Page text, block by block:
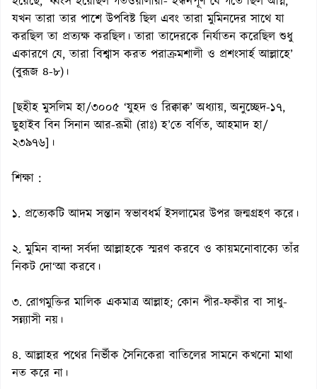
যখন তারা তার পাশে উপবিষ্ট ছিল এবং তারা মুমিনদের সাথে যা
করছিল তা প্রত্যক্ষ করছিল। তারা তাদেরকে নির্যাতন করেছিল শুধু
একারণে যে, তারা বিশ্বাস করত পরাক্রমশালী ও প্রশংসার্হ আল্লাহে’
(বুরূজ ৪-৮)।
[ছহীহ মুসলিম হা/৩০০৫ ‘যুহদ ও রিক্বাক্ব’ অধ্যায়, অনুচ্ছেদ-১৭,
ছুহাইব বিন সিনান আর-রূমী (রাঃ) হ’তে বর্ণিত, আহমাদ হা/
২৩৯৭৬]।
শিক্ষা :
১. প্রত্যেকটি আদম সন্তান স্বভাবধর্ম ইসলামের উপর জন্মগ্রহণ করে।
২. মুমিন বান্দা সর্বদা আল্লাহকে স্মরণ করবে ও কায়মনোবাক্যে তাঁর
নিকট দো‘আ করবে।
৩. রোগমুক্তির মালিক একমাত্র আল্লাহ; কোন পীর-ফকীর বা সাধু-
সন্ন্যাসী নয়।
৪. আল্লাহর পথের নির্ভীক সৈনিকেরা বাতিলের সামনে কখনো মাথা
নত করে না।